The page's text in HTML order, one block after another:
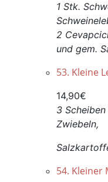
1 Stk.
2
und gem.
53. Kleine
14,90€
3
Zwiebeln,
54. Kleiner